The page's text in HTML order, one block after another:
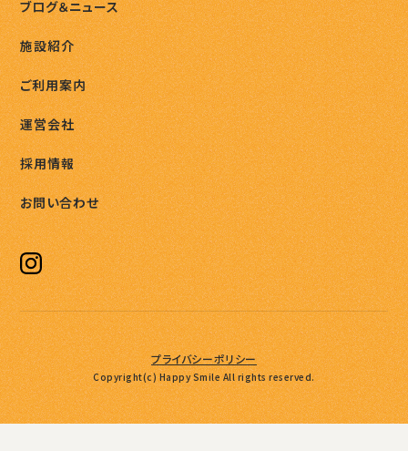
ブログ＆ニュース
施設紹介
ご利用案内
運営会社
採用情報
お問い合わせ
プライバシーポリシー
Copyright(c) Happy Smile All rights reserved.